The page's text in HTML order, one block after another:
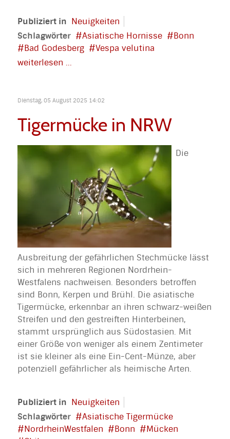
Publiziert in Neuigkeiten
Schlagwörter
Asiatische Hornisse
Bonn
Bad Godesberg
Vespa velutina
weiterlesen ...
Dienstag, 05 August 2025 14:02
Tigermücke in NRW
Die
Ausbreitung der gefährlichen Stechmücke lässt
sich in mehreren Regionen Nordrhein-
Westfalens nachweisen. Besonders betroffen
sind Bonn, Kerpen und Brühl. Die asiatische
Tigermücke, erkennbar an ihren schwarz-weißen
Streifen und den gestreiften Hinterbeinen,
stammt ursprünglich aus Südostasien. Mit
einer Größe von weniger als einem Zentimeter
ist sie kleiner als eine Ein-Cent-Münze, aber
potenziell gefährlicher als heimische Arten.
Publiziert in Neuigkeiten
Schlagwörter
Asiatische Tigermücke
NordrheinWestfalen
Bonn
Mücken